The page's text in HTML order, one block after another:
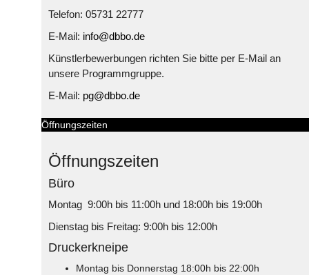
Telefon: 05731 22777
E-Mail: info@dbbo.de
Künstlerbewerbungen richten Sie bitte per E-Mail an
unsere Programmgruppe.
E-Mail: pg@dbbo.de
Öffnungszeiten
Öffnungszeiten
Büro
Montag 9:00h bis 11:00h und 18:00h bis 19:00h
Dienstag bis Freitag: 9:00h bis 12:00h
Druckerkneipe
Montag bis Donnerstag 18:00h bis 22:00h